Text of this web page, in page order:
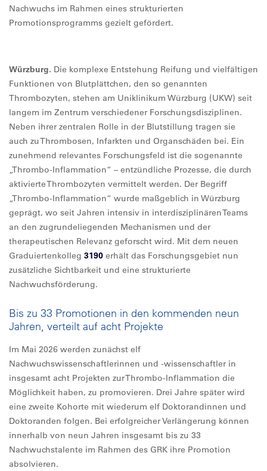
Nachwuchs im Rahmen eines strukturierten
Promotionsprogramms gezielt gefördert.
Würzburg. Die komplexe Entstehung Reifung und vielfältigen
Funktionen von Blutplättchen, den so genannten
Thrombozyten, stehen am Uniklinikum Würzburg (UKW) seit
langem im Zentrum verschiedener Forschungsdisziplinen.
Neben ihrer zentralen Rolle in der Blutstillung tragen sie
auch zu Thrombosen, Infarkten und Organschäden bei. Ein
zunehmend relevantes Forschungsfeld ist die sogenannte
„Thrombo-Inflammation“ – entzündliche Prozesse, die durch
aktivierte Thrombozyten vermittelt werden. Der Begriff
„Thrombo-Inflammation“ wurde maßgeblich in Würzburg
geprägt, wo seit Jahren intensiv in interdisziplinären Teams
an den zugrundeliegenden Mechanismen und der
therapeutischen Relevanz geforscht wird. Mit dem neuen
Graduiertenkolleg 3190 erhält das Forschungsgebiet nun
zusätzliche Sichtbarkeit und eine strukturierte
Nachwuchsförderung.
Bis zu 33 Promotionen in den kommenden neun
Jahren, verteilt auf acht Projekte
Im Mai 2026 werden zunächst elf
Nachwuchswissenschaftlerinnen und -wissenschaftler in
insgesamt acht Projekten zur Thrombo-Inflammation die
Möglichkeit haben, zu promovieren. Drei Jahre später wird
eine zweite Kohorte mit wiederum elf Doktorandinnen und
Doktoranden folgen. Bei erfolgreicher Verlängerung können
innerhalb von neun Jahren insgesamt bis zu 33
Nachwuchstalente im Rahmen des GRK ihre Promotion
absolvieren.